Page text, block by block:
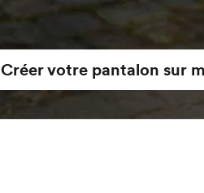
Créer votre pantalon sur